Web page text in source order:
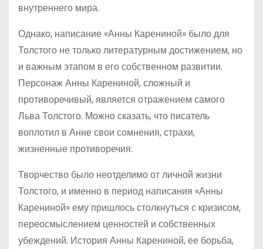
внутреннего мира.
Однако, написание «Анны Карениной» было для
Толстого не только литературным достижением, но
и важным этапом в его собственном развитии.
Персонаж Анны Карениной, сложный и
противоречивый, является отражением самого
Льва Толстого. Можно сказать, что писатель
воплотил в Анне свои сомнения, страхи,
жизненные противоречия.
Творчество было неотделимо от личной жизни
Толстого, и именно в период написания «Анны
Карениной» ему пришлось столкнуться с кризисом,
переосмыслением ценностей и собственных
убеждений. История Анны Карениной, ее борьба,